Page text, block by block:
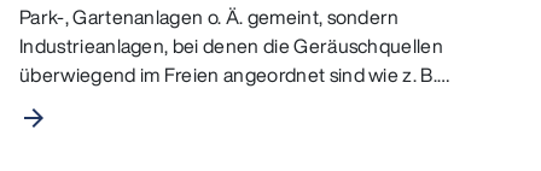
Park-, Gartenanlagen o. Ä. gemeint, sondern
Industrieanlagen, bei denen die Geräuschquellen
überwiegend im Freien angeordnet sind wie z. B.
Raffinerien oder…
arrow_forward